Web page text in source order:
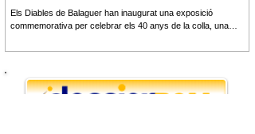
Els Diables de Balaguer han inaugurat una exposició
commemorativa per celebrar els 40 anys de la colla, una
Paeria i que repassa quatre dècades d’història a través
l’actualitat. Entre les peces més destacades hi ha l’Extramoni,